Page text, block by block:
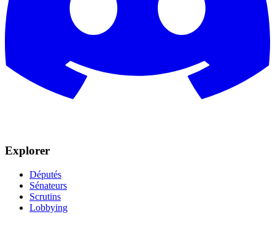
Explorer
Députés
Sénateurs
Scrutins
Lobbying